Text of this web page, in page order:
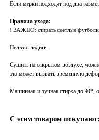
Если мерки подходят под два
Правила ухода:
! ВАЖНО: стирать светлые
Нельзя гладить.
Сушить на открытом воздухе,
это может вызвать временную
Машинная и ручная стирка до 90*,
С этим товаром покупают: